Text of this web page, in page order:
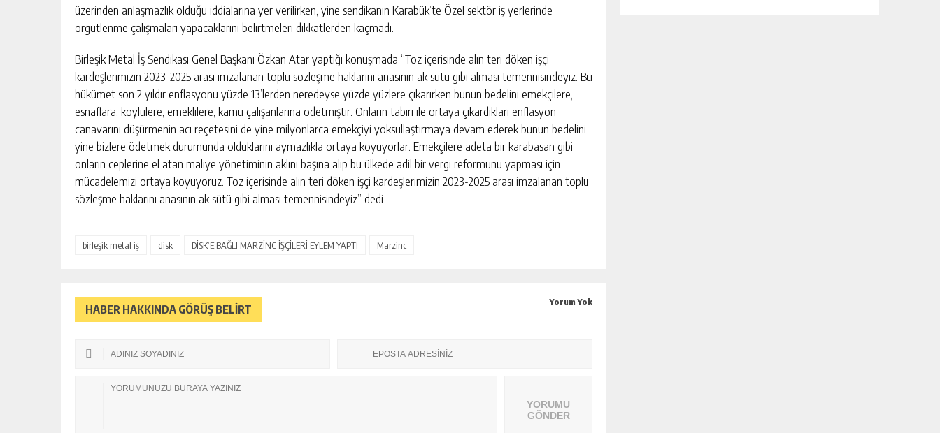
üzerinden anlaşmazlık olduğu iddialarına yer verilirken, yine sendikanın Karabük’te Özel sektör iş yerlerinde
örgütlenme çalışmaları yapacaklarını belirtmeleri dikkatlerden kaçmadı.
Birleşik Metal İş Sendikası Genel Başkanı Özkan Atar yaptığı konuşmada “Toz içerisinde alın teri döken işçi
kardeşlerimizin 2023-2025 arası imzalanan toplu sözleşme haklarını anasının ak sütü gibi alması temennisindeyiz. Bu
hükümet son 2 yıldır enflasyonu yüzde 13’lerden neredeyse yüzde yüzlere çıkarırken bunun bedelini emekçilere,
esnaflara, köylülere, emeklilere, kamu çalışanlarına ödetmiştir. Onların tabiri ile ortaya çıkardıkları enflasyon
canavarını düşürmenin acı reçetesini de yine milyonlarca emekçiyi yoksullaştırmaya devam ederek bunun bedelini
yine bizlere ödetmek durumunda olduklarını aymazlıkla ortaya koyuyorlar. Emekçilere adeta bir karabasan gibi
onların ceplerine el atan maliye yönetiminin aklını başına alıp bu ülkede adil bir vergi reformunu yapması için
mücadelemizi ortaya koyuyoruz. Toz içerisinde alın teri döken işçi kardeşlerimizin 2023-2025 arası imzalanan toplu
sözleşme haklarını anasının ak sütü gibi alması temennisindeyiz” dedi
birleşik metal iş disk DİSK’E BAĞLI MARZİNC İŞÇİLERİ EYLEM YAPTI Marzinc
HABER HAKKINDA GÖRÜŞ BELİRT
Yorum Yok
YORUMU
GÖNDER